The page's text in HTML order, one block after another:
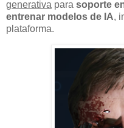
generativa para soporte
entrenar modelos de IA,
plataforma.